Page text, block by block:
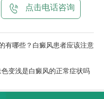
点击电话咨询
有哪些？白癜风患者应该注意
变浅是白癜风的正常症状吗